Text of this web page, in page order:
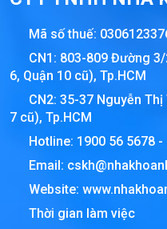
Mã số thuế:
CN1: 803-809 Đường
6, Quận 10 cũ), Tp.HCM
CN2: 35-37 Nguyễn
7 cũ), Tp.HCM
Hotline: 1900 56 5678 -
Email:
Website:
Thời gian làm việc